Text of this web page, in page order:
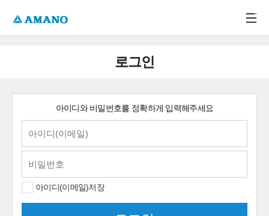
로그인
아이디와 비밀번호를 정확하게 입력해주세요
아이디(이메일)저장